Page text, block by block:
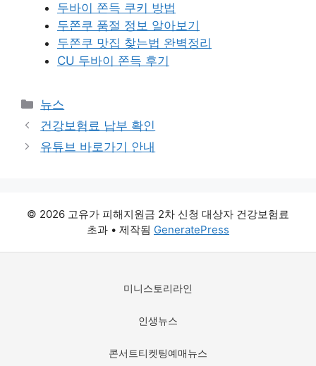
두바이 쫀득 쿠키 방법
두쫀쿠 품절 정보 알아보기
두쫀쿠 맛집 찾는법 완벽정리
CU 두바이 쫀득 후기
카
테
리
뉴스
건강보험료 납부 확인
유튜브 바로가기 안내
© 2026 고유가 피해지원금 2차 신청 대상자 건강보험료
초과 • 제작됨 GeneratePress
미니스토리라인
인생뉴스
콘서트티켓팅예매뉴스